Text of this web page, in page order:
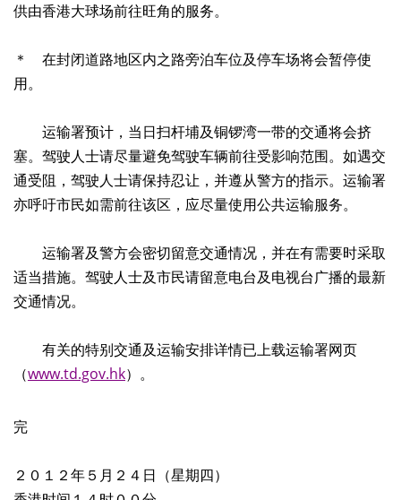
供由香港大球场前往旺角的服务。
＊ 在封闭道路地区内之路旁泊车位及停车场将会暂停使
用。
运输署预计，当日扫杆埔及铜锣湾一带的交通将会挤
塞。驾驶人士请尽量避免驾驶车辆前往受影响范围。如遇交
通受阻，驾驶人士请保持忍让，并遵从警方的指示。运输署
亦呼吁市民如需前往该区，应尽量使用公共运输服务。
运输署及警方会密切留意交通情况，并在有需要时采取
适当措施。驾驶人士及市民请留意电台及电视台广播的最新
交通情况。
有关的特别交通及运输安排详情已上载运输署网页
（www.td.gov.hk）。
完
２０１２年５月２４日（星期四）